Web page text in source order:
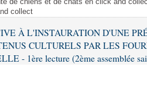
de chiens et de chats en click and
collect
À L'INSTAURATION D'UNE
CULTURELS PAR LES
- 1ère lecture (2ème assemblée